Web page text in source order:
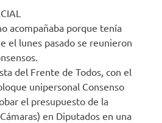
acompañaba porque tenía
el lunes pasado se reunieron
del Frente de Todos, con el
unipersonal Consenso
el presupuesto de la
en Diputados en una